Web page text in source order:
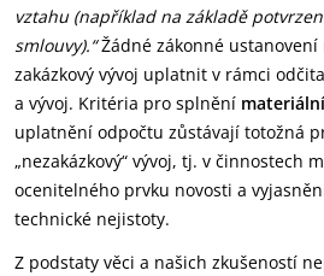
vztahu (například na základě
smlouvy).“Žádné zákonné ustanovení
zakázkový vývoj uplatnit v rámci
a vývoj. Kritéria pro splnění
uplatnění odpočtu zůstávají totožná
„nezakázkový“ vývoj, tj. v činnostech
ocenitelného prvku novosti a
technické nejistoty.
Z podstaty věci a našich zkušeností